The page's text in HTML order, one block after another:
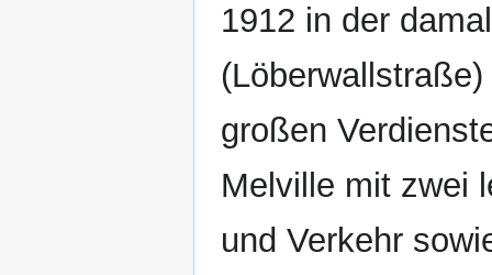
1912 in der
großen
Melville mit zwei
und Verkehr